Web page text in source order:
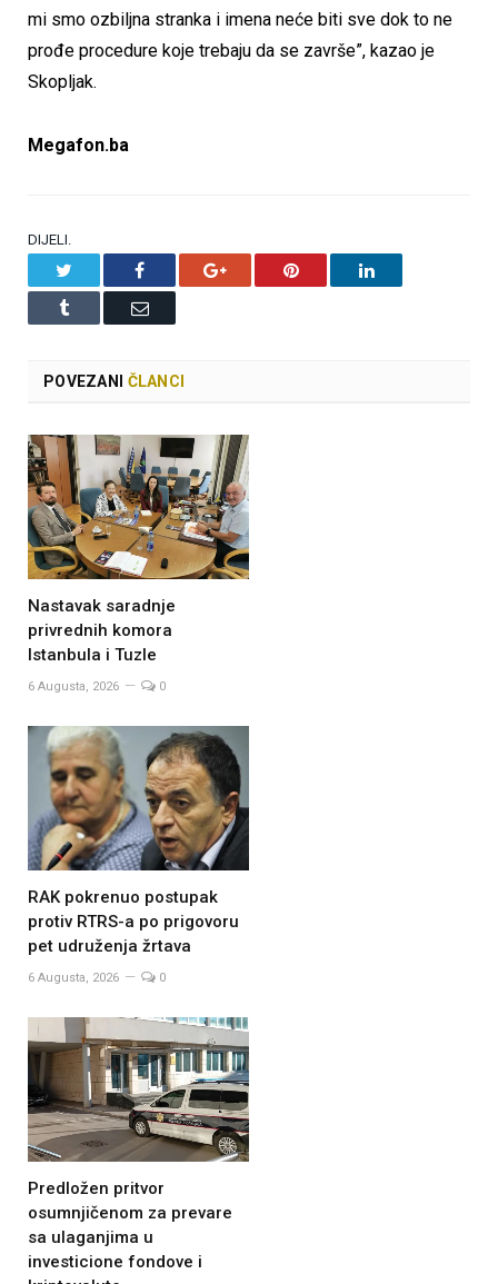
mi smo ozbiljna stranka i imena neće biti sve dok to ne
prođe procedure koje trebaju da se završe”, kazao je
Skopljak.
Megafon.ba
DIJELI.
Facebook Google+ Pinterest LinkedIn
Tumblr Email
POVEZANI ČLANCI
Nastavak saradnje
privrednih komora
Istanbula i Tuzle
6 Augusta, 2026 0
RAK pokrenuo postupak
protiv RTRS-a po prigovoru
pet udruženja žrtava
6 Augusta, 2026 0
Predložen pritvor
osumnjičenom za prevare
sa ulaganjima u
investicione fondove i